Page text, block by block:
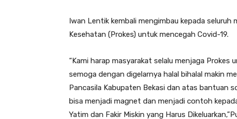
Iwan Lentik kembali mengimbau kepada
Kesehatan (Prokes) untuk mencegah Covid-19.
“Kami harap masyarakat selalu menjaga Prokes
semoga dengan digelarnya halal bihalal makin
Pancasila Kabupaten Bekasi dan atas bantuan
bisa menjadi magnet dan menjadi contoh
Yatim dan Fakir Miskin yang Harus